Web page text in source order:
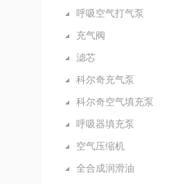
呼吸空气打气泵
充气阀
滤芯
科尔奇充气泵
科尔奇空气填充泵
呼吸器填充泵
空气压缩机
全合成润滑油